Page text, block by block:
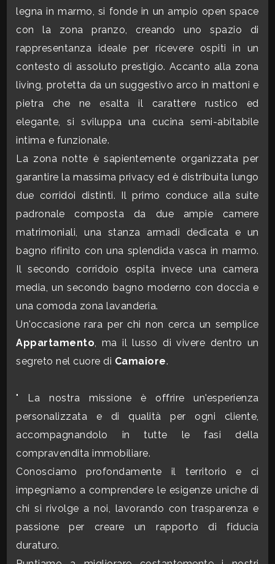
legna in marmo, si fonde in un ampio open space
con la zona pranzo, creando uno spazio di
rappresentanza ideale per ricevere ospiti in un
contesto di assoluto prestigio. Accanto alla zona
living, protetta da un suggestivo arco in mattoni e
pietra che ne esalta il carattere rustico ed
elegante, si sviluppa una cucina semi-abitabile
intima e funzionale.
La zona notte è sapientemente organizzata per
garantire la massima privacy ed è distribuita lungo
due corridoi distinti. Il primo conduce alla suite
padronale composta da due ampie camere
matrimoniali, una stanza armadi dedicata e un
bagno rifinito con una splendida vasca in marmo.
Il secondo corridoio ospita invece una camera
media, un secondo bagno moderno con doccia e
una comoda zona lavanderia.
Un'occasione rara per chi non cerca un semplice
Appartamento, ma il lusso di vivere dentro un
segreto nel cuore di Camaiore.
" La nostra missione è offrire un'esperienza
personalizzata e di qualità per ogni cliente,
accompagnandolo in tutte le fasi della
compravendita immobiliare.
Conosciamo profondamente il territorio e ci
impegniamo a comprendere le esigenze uniche di
chi si rivolge a noi, lavorando con trasparenza e
passione per creare un rapporto di fiducia
duraturo.
mq
Locali
1
2
3
4
5
5+
Bagni
minimi
Qualsiasi
1